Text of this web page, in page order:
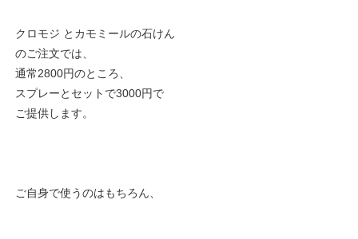
クロモジ とカモミールの石けん
のご注文では、
通常2800円のところ、
スプレーとセットで3000円で
ご提供します。
ご自身で使うのはもちろん、